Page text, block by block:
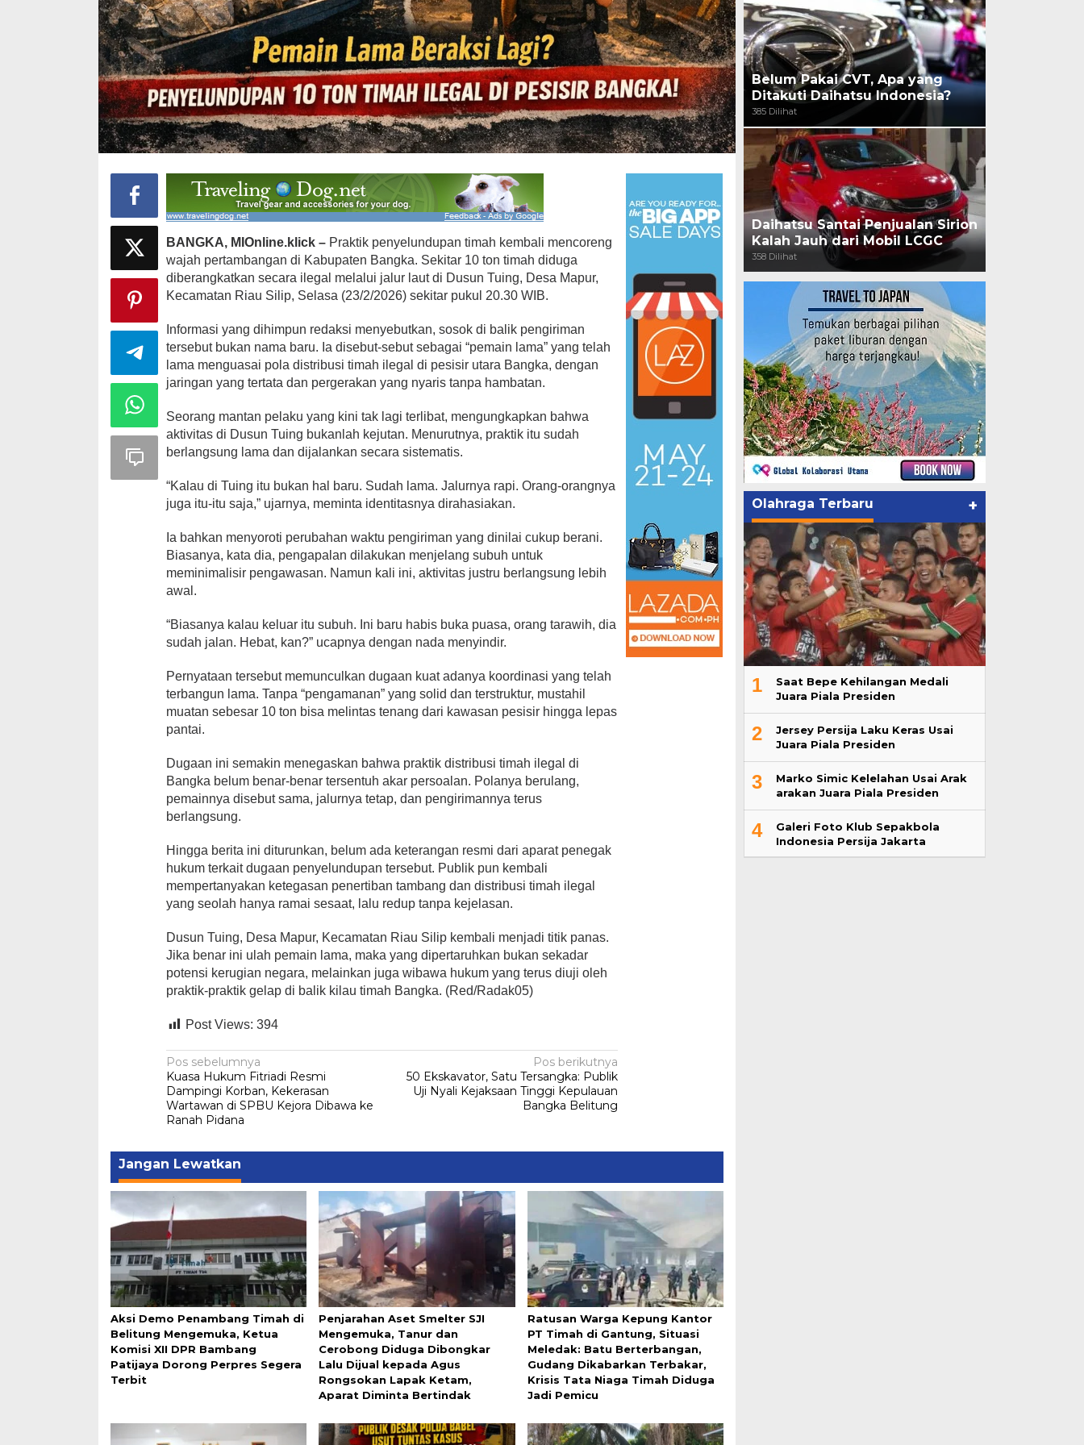
BANGKA, MIOnline.klick – Praktik penyelundupan timah kembali mencoreng
wajah pertambangan di Kabupaten Bangka. Sekitar 10 ton timah diduga
diberangkatkan secara ilegal melalui jalur laut di Dusun Tuing, Desa Mapur,
Kecamatan Riau Silip, Selasa (23/2/2026) sekitar pukul 20.30 WIB.
Informasi yang dihimpun redaksi menyebutkan, sosok di balik pengiriman
tersebut bukan nama baru. Ia disebut-sebut sebagai “pemain lama” yang telah
lama menguasai pola distribusi timah ilegal di pesisir utara Bangka, dengan
jaringan yang tertata dan pergerakan yang nyaris tanpa hambatan.
Seorang mantan pelaku yang kini tak lagi terlibat, mengungkapkan bahwa
aktivitas di Dusun Tuing bukanlah kejutan. Menurutnya, praktik itu sudah
berlangsung lama dan dijalankan secara sistematis.
“Kalau di Tuing itu bukan hal baru. Sudah lama. Jalurnya rapi. Orang-orangnya
juga itu-itu saja,” ujarnya, meminta identitasnya dirahasiakan.
Ia bahkan menyoroti perubahan waktu pengiriman yang dinilai cukup berani.
Biasanya, kata dia, pengapalan dilakukan menjelang subuh untuk
meminimalisir pengawasan. Namun kali ini, aktivitas justru berlangsung lebih
awal.
“Biasanya kalau keluar itu subuh. Ini baru habis buka puasa, orang tarawih, dia
sudah jalan. Hebat, kan?” ucapnya dengan nada menyindir.
Pernyataan tersebut memunculkan dugaan kuat adanya koordinasi yang telah
terbangun lama. Tanpa “pengamanan” yang solid dan terstruktur, mustahil
muatan sebesar 10 ton bisa melintas tenang dari kawasan pesisir hingga lepas
pantai.
Dugaan ini semakin menegaskan bahwa praktik distribusi timah ilegal di
Bangka belum benar-benar tersentuh akar persoalan. Polanya berulang,
pemainnya disebut sama, jalurnya tetap, dan pengirimannya terus
berlangsung.
Hingga berita ini diturunkan, belum ada keterangan resmi dari aparat penegak
hukum terkait dugaan penyelundupan tersebut. Publik pun kembali
mempertanyakan ketegasan penertiban tambang dan distribusi timah ilegal
yang seolah hanya ramai sesaat, lalu redup tanpa kejelasan.
Dusun Tuing, Desa Mapur, Kecamatan Riau Silip kembali menjadi titik panas.
Jika benar ini ulah pemain lama, maka yang dipertaruhkan bukan sekadar
potensi kerugian negara, melainkan juga wibawa hukum yang terus diuji oleh
praktik-praktik gelap di balik kilau timah Bangka. (Red/Radak05)
Post Views: 394
Navigasi
pos
Pos sebelumnya
Kuasa Hukum Fitriadi Resmi
Dampingi Korban, Kekerasan
Wartawan di SPBU Kejora Dibawa ke
Ranah Pidana
Pos berikutnya
50 Ekskavator, Satu Tersangka: Publik
Uji Nyali Kejaksaan Tinggi Kepulauan
Bangka Belitung
Jangan Lewatkan
Aksi Demo Penambang Timah di
Belitung Mengemuka, Ketua
Komisi XII DPR Bambang
Patijaya Dorong Perpres Segera
Terbit
Penjarahan Aset Smelter SJI
Mengemuka, Tanur dan
Cerobong Diduga Dibongkar
Lalu Dijual kepada Agus
Rongsokan Lapak Ketam,
Aparat Diminta Bertindak
Ratusan Warga Kepung Kantor
PT Timah di Gantung, Situasi
Meledak: Batu Berterbangan,
Gudang Dikabarkan Terbakar,
Krisis Tata Niaga Timah Diduga
Jadi Pemicu
Belum Pakai CVT, Apa yang
Ditakuti Daihatsu Indonesia?
385 Dilihat
Daihatsu Santai Penjualan Sirion
Kalah Jauh dari Mobil LCGC
358 Dilihat
Olahraga Terbaru +
1
Saat Bepe Kehilangan Medali
Juara Piala Presiden
2
Jersey Persija Laku Keras Usai
Juara Piala Presiden
3
Marko Simic Kelelahan Usai Arak
arakan Juara Piala Presiden
4
Galeri Foto Klub Sepakbola
Indonesia Persija Jakarta